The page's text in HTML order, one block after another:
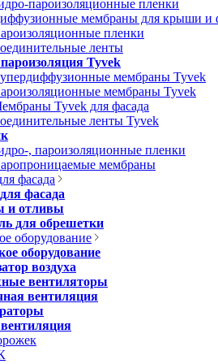
пароизоляционные пленки
мембраны для крыши и
пленки
ленты
Tyvek
мембраны Tyvek
мембраны Tyvek
Tyvek для фасада
ленты Tyvek
, пароизоляционные пленки
мембраны
фасада
фасада
и отливы
для обрешетки
оборудование
оборудование
воздуха
вентиляторы
вентиляция